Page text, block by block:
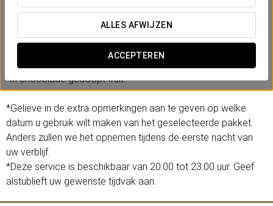
ALLES AFWIJZEN
ACCEPTEREN
-Verblijf in superior kamer (afhankelijk van beschikbaarheid).
-Proeverij op de kamer: een selectie Iberische vleeswaren en
kazen van Extremadura, en een fles lokale, rode wijn.
-In chocolade gedoopt fruit.
*Gelieve in de extra opmerkingen aan te geven op welke
datum u gebruik wilt maken van het geselecteerde pakket.
Anders zullen we het opnemen tijdens de eerste nacht van
uw verblijf.
*Deze service is beschikbaar van 20:00 tot 23:00 uur. Geef
alstublieft uw gewenste tijdvak aan.